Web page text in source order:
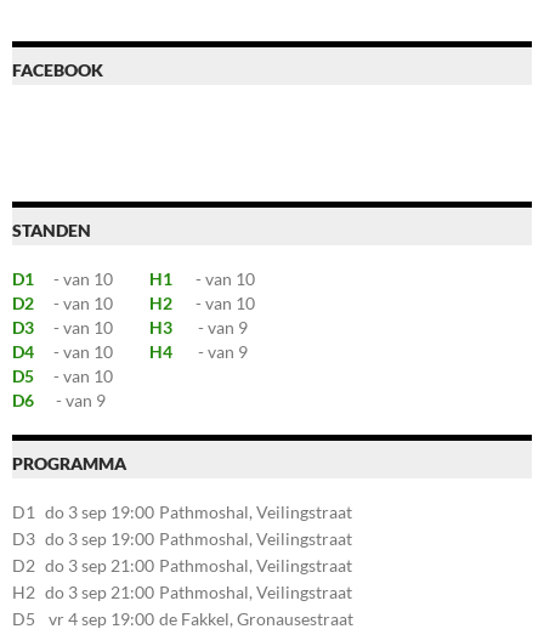
FACEBOOK
STANDEN
D1 - van 10 H1
- van 10
D2
- van 10 H2
- van 10
D3
- van 10 H3
- van 9
D4
- van 10 H4
- van 9
D5
- van 10
D6
- van 9
PROGRAMMA
D1 do 3 sep 19:00 Pathmoshal, Veilingstraat
20, 7545LZ Enschede
D3 do 3 sep 19:00 Pathmoshal, Veilingstraat
20, 7545LZ Enschede
D2 do 3 sep 21:00 Pathmoshal, Veilingstraat
20, 7545LZ Enschede
H2 do 3 sep 21:00 Pathmoshal, Veilingstraat
20, 7545LZ Enschede
D5 vr 4 sep 19:00 de Fakkel, Gronausestraat